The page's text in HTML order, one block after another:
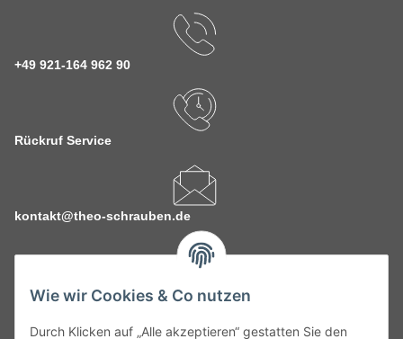
Wie wir Cookies & Co nutzen
Durch Klicken auf „Alle akzeptieren“ gestatten Sie den
+49 921-164 962 90
Rückruf Service
kontakt@theo-schrauben.de